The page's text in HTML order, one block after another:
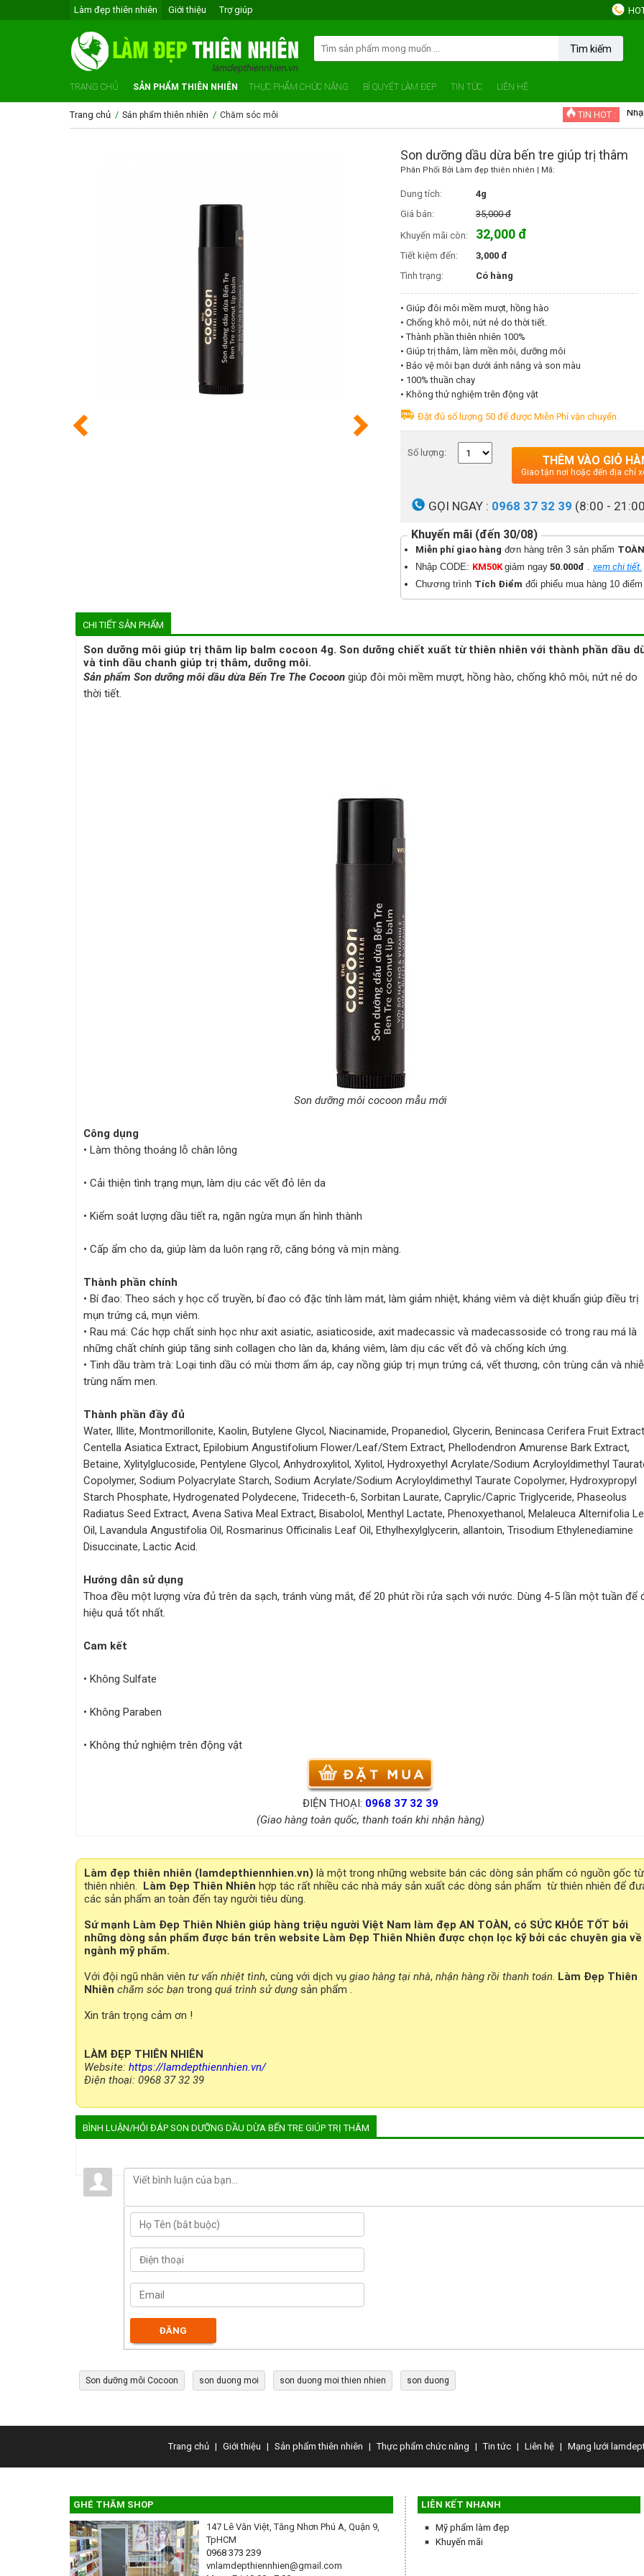
Làm đẹp thiên nhiên Giới thiệu Trợ giúp
Tìm kiếm
TRANG CHỦ SẢN PHẨM THIÊN NHIÊN THỰC PHẨM CHỨC NĂNG BÍ QUYẾT LÀM ĐẸP TIN TỨC LIÊN HỆ
Trang chủ / Sản phẩm thiên nhiên / Chăm sóc môi TIN HOT :
Son dưỡng dầu dừa bến tre giúp trị thâm
Phân Phối Bởi Làm đẹp thiên nhiên | Mã:
Dung tích:
4g
Giá bán:
35,000 đ
Khuyến mãi còn:
32,000 đ
Tiết kiệm đến:
3,000 đ
Tình trạng:
Có hàng
• Giúp đôi môi mềm mượt, hồng hào
• Chống khô môi, nứt nẻ do thời tiết.
• Thành phần thiên nhiên 100%
• Giúp trị thâm, làm mền môi, dưỡng môi
• Bảo vệ môi bạn dưới ánh nắng và son màu
• 100% thuần chay
• Không thử nghiệm trên động vật
Đặt đủ số lượng 50 để được Miễn Phí vận chuyển.
Số lượng:
THÊM VÀO GIỎ
Giao tận nơi hoặc đến địa chỉ
GỌI NGAY : 0968 37 32 39 (8:00 -
Khuyến mãi (đến 30/08)
Miễn phí giao hàng đơn hàng trên 3 sản phẩm
Nhập CODE: KM50K giảm ngay 50.000đ . xem chi tiết.
Chương trình Tích Điểm đổi phiếu mua hàng 10
CHI TIẾT SẢN PHẨM
Son dưỡng môi giúp trị thâm lip balm cocoon 4g. Son dưỡng chiết xuất từ thiên nhiên với thành phần dầu
và tinh dầu chanh giúp trị thâm, dưỡng môi.
Sản phẩm Son dưỡng môi dầu dừa Bến Tre The Cocoon giúp đôi môi mềm mượt, hồng hào, chống khô môi, nứt nẻ do
thời tiết.
Son dưỡng môi cocoon mẫu mới
Công dụng
• Làm thông thoáng lỗ chân lông
• Cải thiện tình trạng mụn, làm dịu các vết đỏ lên da
• Kiểm soát lượng dầu tiết ra, ngăn ngừa mụn ẩn hình thành
• Cấp ẩm cho da, giúp làm da luôn rạng rỡ, căng bóng và mịn màng.
Thành phần chính
• Bí đao: Theo sách y học cổ truyền, bí đao có đặc tính làm mát, làm giảm nhiệt, kháng viêm và diệt khuẩn giúp điều trị
mụn trứng cá, mụn viêm.
• Rau má: Các hợp chất sinh học như axit asiatic, asiaticoside, axit madecassic và madecassoside có trong rau má là
những chất chính giúp tăng sinh collagen cho làn da, kháng viêm, làm dịu các vết đỏ và chống kích ứng.
• Tinh dầu tràm trà: Loại tinh dầu có mùi thơm ấm áp, cay nồng giúp trị mụn trứng cá, vết thương, côn trùng cắn và
trùng nấm men.
Thành phần đầy đủ
Water, Illite, Montmorillonite, Kaolin, Butylene Glycol, Niacinamide, Propanediol, Glycerin, Benincasa Cerifera Fruit
Centella Asiatica Extract, Epilobium Angustifolium Flower/Leaf/Stem Extract, Phellodendron Amurense Bark Extract,
Betaine, Xylitylglucoside, Pentylene Glycol, Anhydroxylitol, Xylitol, Hydroxyethyl Acrylate/Sodium Acryloyldimethyl
Copolymer, Sodium Polyacrylate Starch, Sodium Acrylate/Sodium Acryloyldimethyl Taurate Copolymer, Hydroxypropyl
Starch Phosphate, Hydrogenated Polydecene, Trideceth-6, Sorbitan Laurate, Caprylic/Capric Triglyceride, Phaseolus
Radiatus Seed Extract, Avena Sativa Meal Extract, Bisabolol, Menthyl Lactate, Phenoxyethanol, Melaleuca Alternifolia
Oil, Lavandula Angustifolia Oil, Rosmarinus Officinalis Leaf Oil, Ethylhexylglycerin, allantoin, Trisodium Ethylenediamine
Disuccinate, Lactic Acid.
Hướng dẫn sử dụng
Thoa đều một lượng vừa đủ trên da sạch, tránh vùng mắt, để 20 phút rồi rửa sạch với nước. Dùng 4-5 lần một tuần để
hiệu quả tốt nhất.
Cam kết
• Không Sulfate
• Không Paraben
• Không thử nghiệm trên động vật
ĐIỆN THOẠI: 0968 37 32 39
(Giao hàng toàn quốc, thanh toán khi nhận hàng)
Làm đẹp thiên nhiên (lamdepthiennhien.vn) là một trong những website bán các dòng sản phẩm có nguồn gốc từ
thiên nhiên.
Làm Đẹp Thiên Nhiên hợp tác rất nhiều các nhà máy sản xuất các dòng sản phẩm từ thiên nhiên để
các sản phẩm an toàn đến tay người tiêu dùng.
Sứ mạnh Làm Đẹp Thiên Nhiên giúp hàng triệu người Việt Nam làm đẹp AN TOÀN, có SỨC KHỎE TỐT bởi
những dòng sản phẩm được bán trên website Làm Đẹp Thiên Nhiên được chọn lọc kỹ bởi các chuyên gia về
ngành mỹ phẩm.
Với đội ngũ nhân viên tư vấn nhiệt tình, cùng với dịch vụ giao hàng tại nhà, nhận hàng rồi thanh toán. Làm Đẹp Thiên
Nhiên chăm sóc bạn trong quá trình sử dụng sản phẩm .
Xin trân trọng cảm ơn !
LÀM ĐẸP THIÊN NHIÊN
Website: https://lamdepthiennhien.vn/
Điện thoại: 0968 37 32 39
BÌNH LUẬN/HỎI ĐÁP SON DƯỠNG DẦU DỪA BẾN TRE GIÚP TRỊ THÂM
Son dưỡng môi Cocoon son duong moi son duong moi thien nhien son duong
Trang chủ | Giới thiệu | Sản phẩm thiên nhiên | Thực phẩm chức năng | Tin tức | Liên hệ | Mạng lưới
GHÉ THĂM SHOP
147 Lê Văn Việt, Tăng Nhơn Phú A, Quận 9,
TpHCM
0968 373 239
vnlamdepthiennhien@gmail.com
LIÊN KẾT NHANH
Mỹ phẩm làm đẹp
Khuyến mãi